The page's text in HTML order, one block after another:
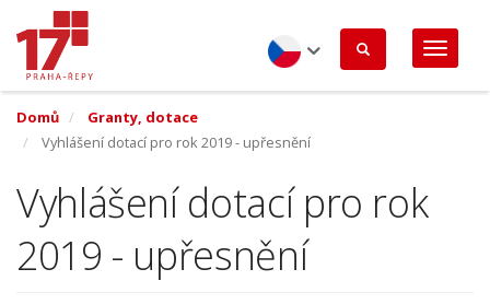
hlavnímu
obsahu
Czech
Domů
Granty, dotace
Vyhlášení dotací pro rok 2019 - upřesnění
Vyhlášení dotací pro rok
2019 - upřesnění